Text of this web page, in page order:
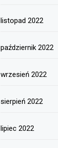
listopad 2022
październik 2022
wrzesień 2022
sierpień 2022
lipiec 2022